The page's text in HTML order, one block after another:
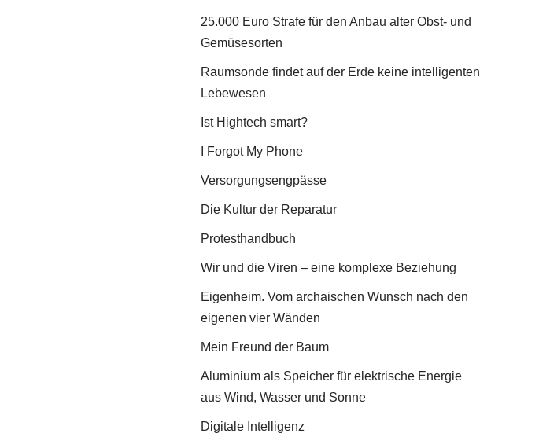
25.000 Euro Strafe für den Anbau alter Obst- und
Gemüsesorten
Raumsonde findet auf der Erde keine intelligenten
Lebewesen
Ist Hightech smart?
I Forgot My Phone
Versorgungsengpässe
Die Kultur der Reparatur
Protesthandbuch
Wir und die Viren – eine komplexe Beziehung
Eigenheim. Vom archaischen Wunsch nach den
eigenen vier Wänden
Mein Freund der Baum
Aluminium als Speicher für elektrische Energie
aus Wind, Wasser und Sonne
Digitale Intelligenz